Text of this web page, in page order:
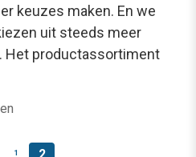
keuzes maken. En we
uit steeds meer
Het productassortiment
1